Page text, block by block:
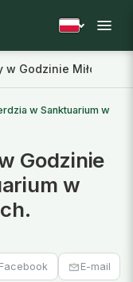
w Godzinie
w Sanktuarium w
Godzinie
w
Facebook E-mail